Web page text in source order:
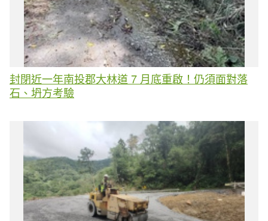
封閉近一年南投郡大林道 7 月底重啟！仍須面對落
石、坍方考驗